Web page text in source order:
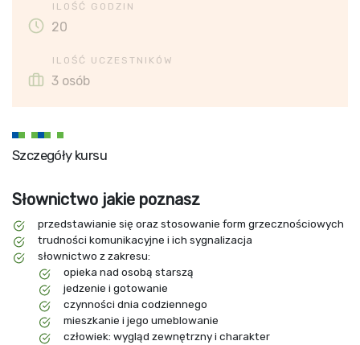
ILOŚĆ GODZIN
20
ILOŚĆ UCZESTNIKÓW
3 osób
Szczegóły kursu
Słownictwo jakie poznasz
przedstawianie się oraz stosowanie form grzecznościowych
trudności komunikacyjne i ich sygnalizacja
słownictwo z zakresu:
opieka nad osobą starszą
jedzenie i gotowanie
czynności dnia codziennego
mieszkanie i jego umeblowanie
człowiek: wygląd zewnętrzny i charakter